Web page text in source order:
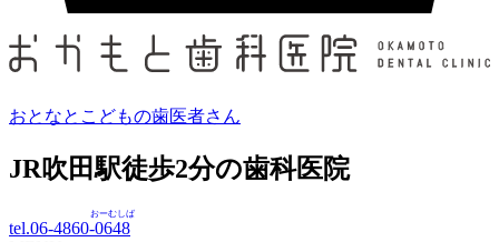
おとなとこどもの歯医者さん
JR吹田駅徒歩2分の歯科医院
tel.06-4860-0648
おーむしば